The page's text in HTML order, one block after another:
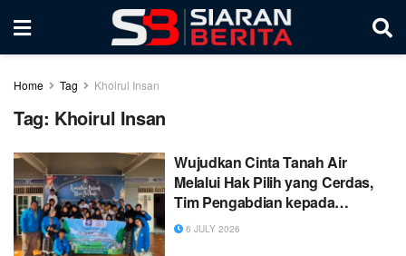
Home Tag Khoirul Insan
Tag: Khoirul Insan
Wujudkan Cinta Tanah Air
Melalui Hak Pilih yang Cerdas,
Tim Pengabdian kepada
Masyarakat Gelar Edukasi di
6 JULY 2026